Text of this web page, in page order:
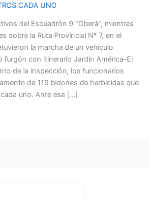
CADA UNO
del Escuadrón 9 “Oberá”, mientras
sobre la Ruta Provincial Nº 7, en el
la marcha de un vehículo
furgón con itinerario Jardín América-El
de la inspección, los funcionarios
de 119 bidones de herbicidas que
uno. Ante esa […]